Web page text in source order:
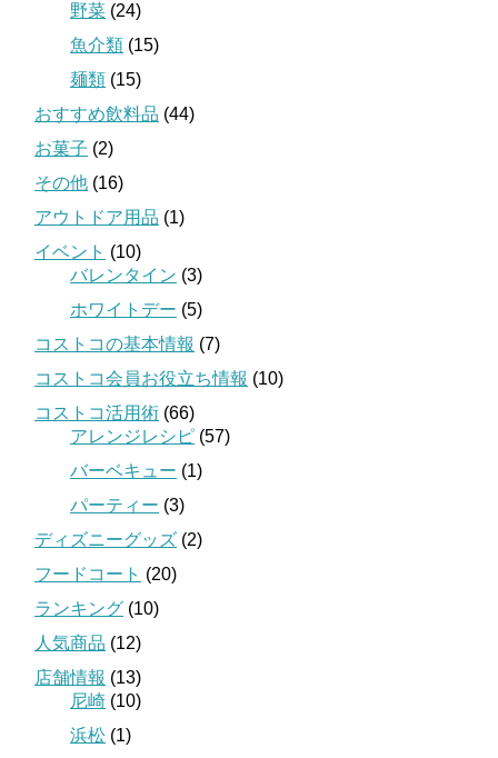
野菜 (24)
魚介類 (15)
麺類 (15)
おすすめ飲料品 (44)
お菓子 (2)
その他 (16)
アウトドア用品 (1)
イベント (10)
バレンタイン (3)
ホワイトデー (5)
コストコの基本情報 (7)
コストコ会員お役立ち情報 (10)
コストコ活用術 (66)
アレンジレシピ (57)
バーベキュー (1)
パーティー (3)
ディズニーグッズ (2)
フードコート (20)
ランキング (10)
人気商品 (12)
店舗情報 (13)
尼崎 (10)
浜松 (1)